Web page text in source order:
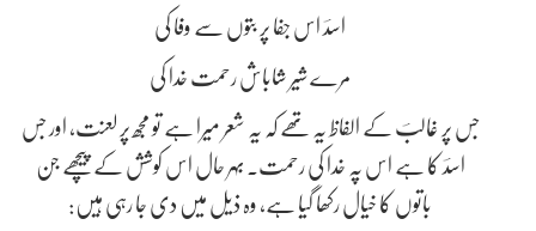
اسدؔ اس جفا پر بتوں سے وفا کی
مرے شیر شاباش رحمت خدا کی
جس پر غالبؔ کے الفاظ یہ تھے کہ یہ شعر میرا ہے تو مجھ پر لعنت، اور جس
اسدؔ کا ہے اس پہ خدا کی رحمت۔ بہر حال اس کوشش کے پیچھے جن
باتوں کا خیال رکھا گیا ہے، وہ ذیل میں دی جا رہی ہیں: